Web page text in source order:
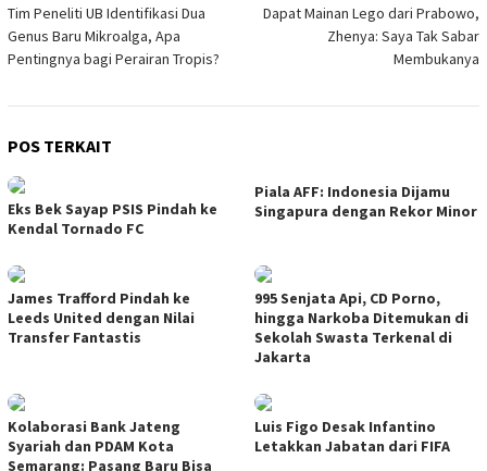
pos
Tim Peneliti UB Identifikasi Dua
Genus Baru Mikroalga, Apa
Pentingnya bagi Perairan Tropis?
Dapat Mainan Lego dari Prabowo,
Zhenya: Saya Tak Sabar
Membukanya
POS TERKAIT
Eks Bek Sayap PSIS Pindah ke
Kendal Tornado FC
Piala AFF: Indonesia Dijamu
Singapura dengan Rekor Minor
James Trafford Pindah ke
Leeds United dengan Nilai
Transfer Fantastis
995 Senjata Api, CD Porno,
hingga Narkoba Ditemukan di
Sekolah Swasta Terkenal di
Jakarta
Kolaborasi Bank Jateng
Syariah dan PDAM Kota
Semarang: Pasang Baru Bisa
Luis Figo Desak Infantino
Letakkan Jabatan dari FIFA